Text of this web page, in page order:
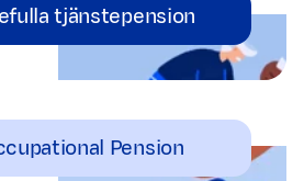
tjänstepension
Pension